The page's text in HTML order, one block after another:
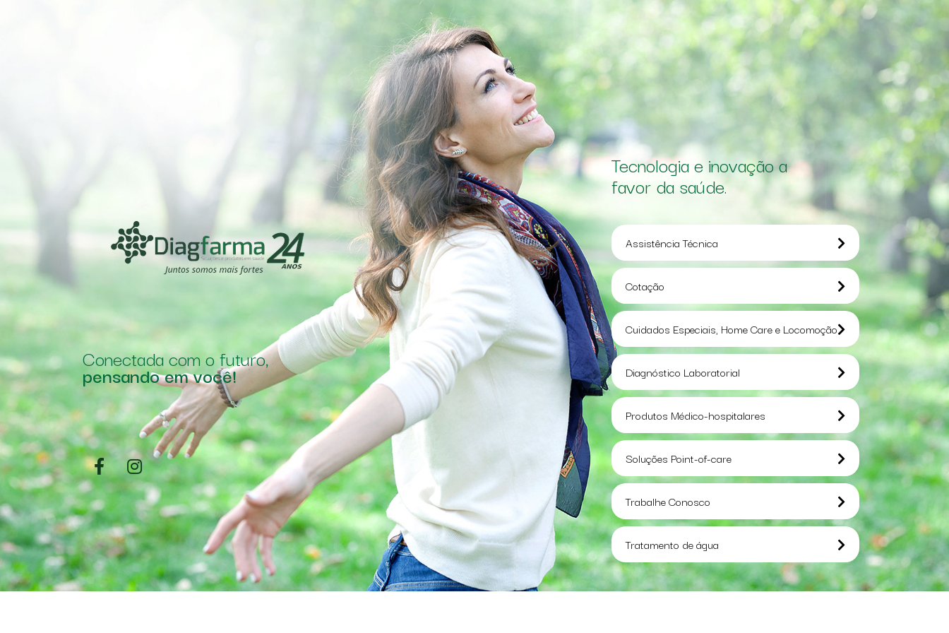
Conectada com o futuro,
pensando em você!
Tecnologia e inovação a
favor da saúde.
Assistência Técnica
Cotação
Cuidados Especiais, Home Care e Locomoção
Diagnóstico Laboratorial
Produtos Médico-hospitalares
Soluções Point-of-care
Trabalhe Conosco
Tratamento de água